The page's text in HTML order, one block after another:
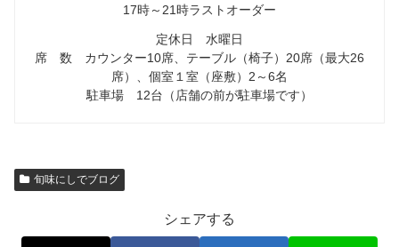
17時～21時ラストオーダー
定休日 水曜日
席 数 カウンター10席、テーブル（椅子）20席（最大26
席）、個室１室（座敷）2～6名
駐車場 12台（店舗の前が駐車場です）
旬味にしでブログ
シェアする